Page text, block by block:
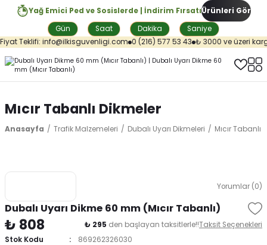
Yağ Emici Ped ve Sosislerde | İndirim Fırsatı
Gün
Saat Dakika Saniye
Ürünleri Gör
Teklifi: info@ilkisguvenligi.com 0 (216) 577 53 43 ₺ 3000 ve üzeri
Mıcır Tabanlı Dikmeler
Anasayfa Trafik Malzemeleri Dubalı Uyarı Dikmeleri Mıcır Tabanlı
Yorumlar (0)
Dubalı Uyarı Dikme 60 mm (Mıcır Tabanlı)
₺ 808 ₺ 295 den başlayan taksitlerle!!Taksit Seçenekleri
Stok Kodu
869262326030